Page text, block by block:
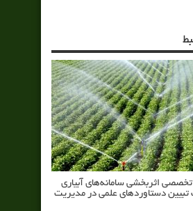
اثربخشی سامانه‌های آبیاری
دستاوردهای علمی در مدیریت